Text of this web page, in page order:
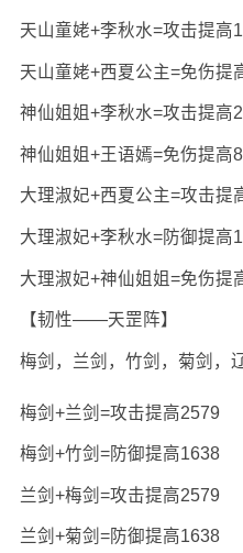
天山童姥+李秋水=攻击提高
天山童姥+西夏公主=免伤提
神仙姐姐+李秋水=攻击提高
神仙姐姐+王语嫣=免伤提高
大理淑妃+西夏公主=攻击提
大理淑妃+李秋水=防御提高
大理淑妃+神仙姐姐=免伤提
【韧性——天罡阵】
梅剑，兰剑，竹剑，菊剑，
梅剑+兰剑=攻击提高2579
梅剑+竹剑=防御提高1638
兰剑+梅剑=攻击提高2579
兰剑+菊剑=防御提高1638